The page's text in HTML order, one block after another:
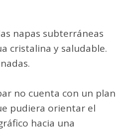
napas subterráneas
cristalina y saludable.
no cuenta con un plan
pudiera orientar el
hacia una